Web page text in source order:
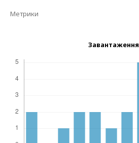
Метрики
Завантаження